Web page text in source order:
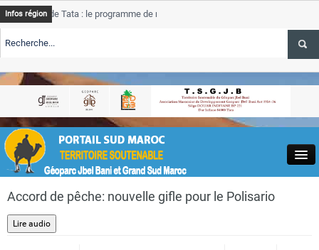
Close
Infos région
de Tata : le programme de rehabilitation post-inondations
TSGJB Tourisme : l’ONMT renforce l’aerien a Dakhla et
Tata
TSGJB Tourisme au Maroc : Transavia renforce les vols Paris-
Accord de pêche: nouvelle gifle pour le Polisario